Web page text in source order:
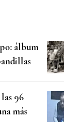
álbum
96
más